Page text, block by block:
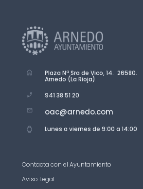
Plaza Nª Sra de Vico, 14. 26580.
Arnedo (La Rioja)
941 38 51 20
oac@arnedo.com
Lunes a viernes de 9:00 a 14:00
Contacta con el Ayuntamiento
Aviso Legal